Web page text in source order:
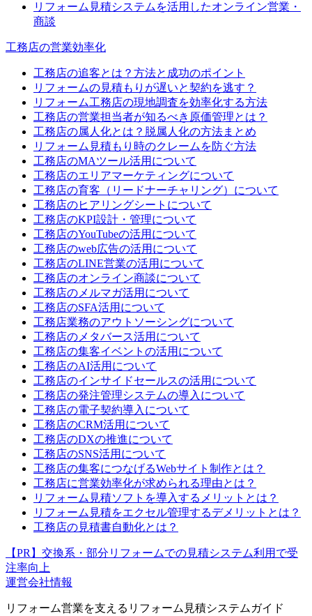
リフォーム見積システムを活用したオンライン営業・
商談
工務店の営業効率化
工務店の追客とは？方法と成功のポイント
リフォームの見積もりが遅いと契約を逃す？
リフォーム工務店の現地調査を効率化する方法
工務店の営業担当者が知るべき原価管理とは？
工務店の属人化とは？脱属人化の方法まとめ
リフォーム見積もり時のクレームを防ぐ方法
工務店のMAツール活用について
工務店のエリアマーケティングについて
工務店の育客（リードナーチャリング）について
工務店のヒアリングシートについて
工務店のKPI設計・管理について
工務店のYouTubeの活用について
工務店のweb広告の活用について
工務店のLINE営業の活用について
工務店のオンライン商談について
工務店のメルマガ活用について
工務店のSFA活用について
工務店業務のアウトソーシングについて
工務店のメタバース活用について
工務店の集客イベントの活用について
工務店のAI活用について
工務店のインサイドセールスの活用について
工務店の発注管理システムの導入について
工務店の電子契約導入について
工務店のCRM活用について
工務店のDXの推進について
工務店のSNS活用について
工務店の集客につなげるWebサイト制作とは？
工務店に営業効率化が求められる理由とは？
リフォーム見積ソフトを導入するメリットとは？
リフォーム見積をエクセル管理するデメリットとは？
工務店の見積書自動化とは？
【PR】交換系・部分リフォームでの見積システム利用で受
注率向上
運営会社情報
リフォーム営業を支えるリフォーム見積システムガイド